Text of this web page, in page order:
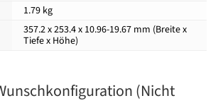
1.79 kg
357.2 x 253.4 x 10.96-19.67 mm (Breite x
Tiefe x Höhe)
(Nicht